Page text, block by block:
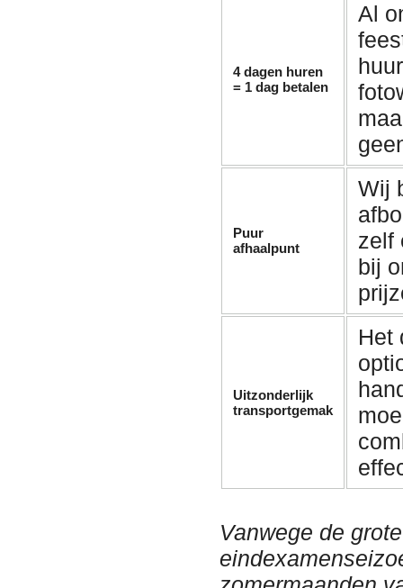
4 dagen huren
= 1 dag betalen
Al
Puur
afhaalpunt
Wij
zelf
bij
Uitzonderlijk
transportgemak
Het
Vanwege de